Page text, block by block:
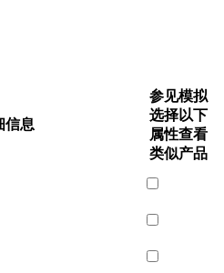
信息
参见模拟
选择以下
属性查看
类似产品